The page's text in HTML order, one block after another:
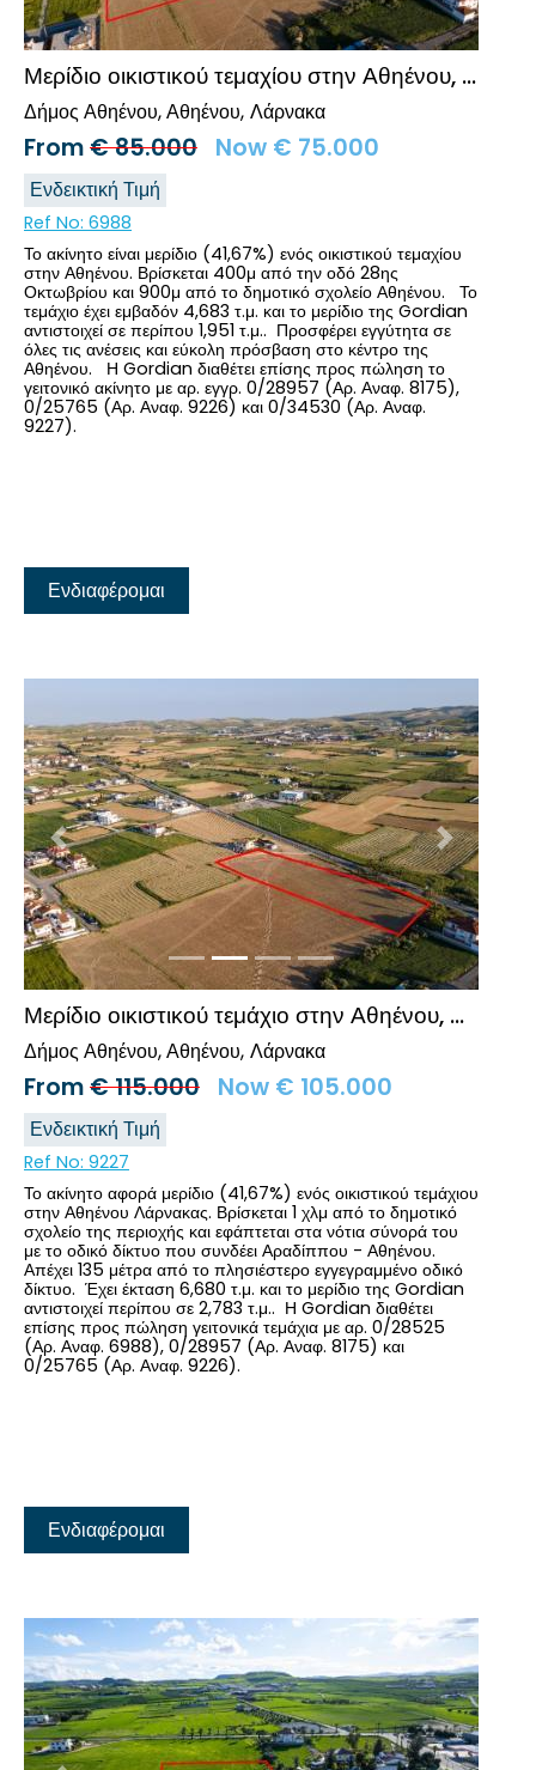
Μερίδιο οικιστικού τεμαχίου στην Αθηένου, Λάρνακα
Δήμος Αθηένου, Αθηένου Λάρνακα
From€85.000 Now € 75.000
Ενδεικτική Τιμή
Ref No: 6988
Το ακίνητο είναι μερίδιο (41,67%) ενός οικιστικού τεμαχίου
στην Αθηένου. Βρίσκεται 400μ από την οδό 28ης
Οκτωβρίου και 900μ από το δημοτικό σχολείο Αθηένου. Το
τεμάχιο έχει εμβαδόν 4,683 τ.μ. και το μερίδιο της Gordian
αντιστοιχεί σε περίπου 1,951 τ.μ.. Προσφέρει εγγύτητα σε
όλες τις ανέσεις και εύκολη πρόσβαση στο κέντρο της
Αθηένου. Η Gordian διαθέτει επίσης προς πώληση το
γειτονικό ακίνητο με αρ. εγγρ. 0/28957 (Αρ. Αναφ. 8175),
0/25765 (Αρ. Αναφ. 9226) και 0/34530 (Αρ. Αναφ.
9227).
Ενδιαφέρομαι
Προηγούμενο Επόμενο
Μερίδιο οικιστικού τεμάχιο στην Αθηένου, Λάρνακα
Δήμος Αθηένου, Αθηένου Λάρνακα
From€115.000 Now € 105.000
Ενδεικτική Τιμή
Ref No: 9227
Το ακίνητο αφορά μερίδιο (41,67%) ενός οικιστικού τεμάχιου
στην Αθηένου Λάρνακας. Βρίσκεται 1 χλμ από το δημοτικό
σχολείο της περιοχής και εφάπτεται στα νότια σύνορά του
με το οδικό δίκτυο που συνδέει Αραδίππου - Αθηένου.
Απέχει 135 μέτρα από το πλησιέστερο εγγεγραμμένο οδικό
δίκτυο. Έχει έκταση 6,680 τ.μ. και το μερίδιο της Gordian
αντιστοιχεί περίπου σε 2,783 τ.μ.. Η Gordian διαθέτει
επίσης προς πώληση γειτονικά τεμάχια με αρ. 0/28525
(Αρ. Αναφ. 6988), 0/28957 (Αρ. Αναφ. 8175) και
0/25765 (Αρ. Αναφ. 9226).
Ενδιαφέρομαι